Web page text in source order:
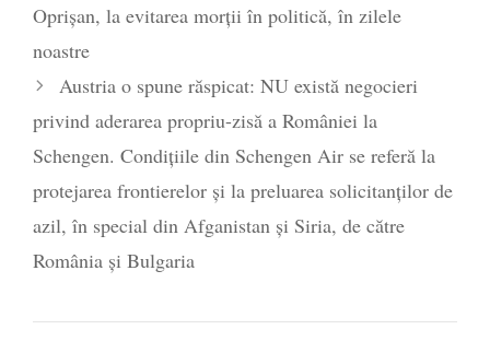
Oprișan, la evitarea morții în politică, în zilele
noastre
Austria o spune răspicat: NU există negocieri
privind aderarea propriu-zisă a României la
Schengen. Condițiile din Schengen Air se referă la
protejarea frontierelor și la preluarea solicitanților de
azil, în special din Afganistan şi Siria, de către
România şi Bulgaria